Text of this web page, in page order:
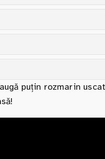
puțin rozmarin